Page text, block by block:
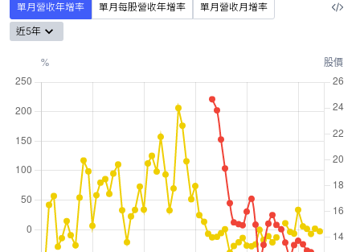
單月營收年增率 單月每股營收年增率
單月營收月增率
近5年